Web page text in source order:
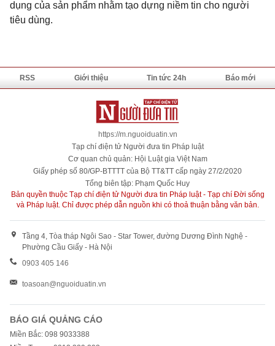
dụng của sản phẩm nhằm tạo dựng niềm tin cho người
tiêu dùng.
RSS Giới thiệu Tin tức 24h Báo mới
https://m.nguoiduatin.vn
Tạp chí điện tử Người đưa tin Pháp luật
Cơ quan chủ quản: Hội Luật gia Việt Nam
Giấy phép số 80/GP-BTTTT của Bộ TT&TT cấp ngày 27/2/2020
Tổng biên tập: Phạm Quốc Huy
Bản quyền thuộc Tạp chí điện tử Người đưa tin Pháp luật - Tạp chí Đời sống
và Pháp luật. Chỉ được phép dẫn nguồn khi có thoả thuận bằng văn bản.
Tầng 4, Tòa tháp Ngôi Sao - Star Tower, đường Dương Đình Nghệ -
Phường Cầu Giấy - Hà Nội
0903 405 146
toasoan@nguoiduatin.vn
BÁO GIÁ QUẢNG CÁO
Miền Bắc: 098 9033388